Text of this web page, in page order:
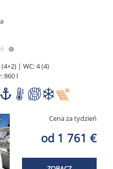
| WC: 4 (4)
860 l
Cena za tydzień
od 1 761 €